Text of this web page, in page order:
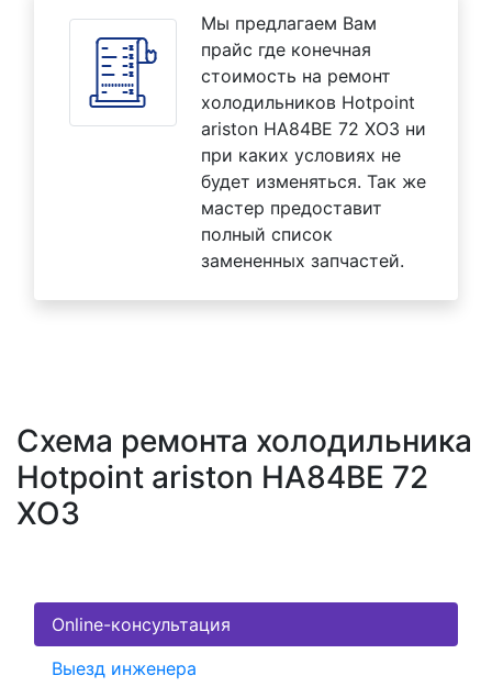
Мы предлагаем Вам
прайс где конечная
стоимость на ремонт
холодильников Hotpoint
ariston HA84BE 72 XO3 ни
при каких условиях не
будет изменяться. Так же
мастер предоставит
полный список
замененных запчастей.
Схема ремонта холодильника
Hotpoint ariston HA84BE 72
XO3
Online-консультация
Выезд инженера